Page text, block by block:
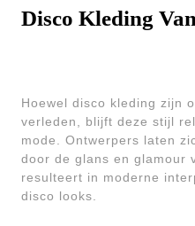
Disco Kleding
Hoewel disco kleding zijn
verleden, blijft deze stijl
mode. Ontwerpers laten
door de glans en glamour
resulteert in moderne
disco looks.